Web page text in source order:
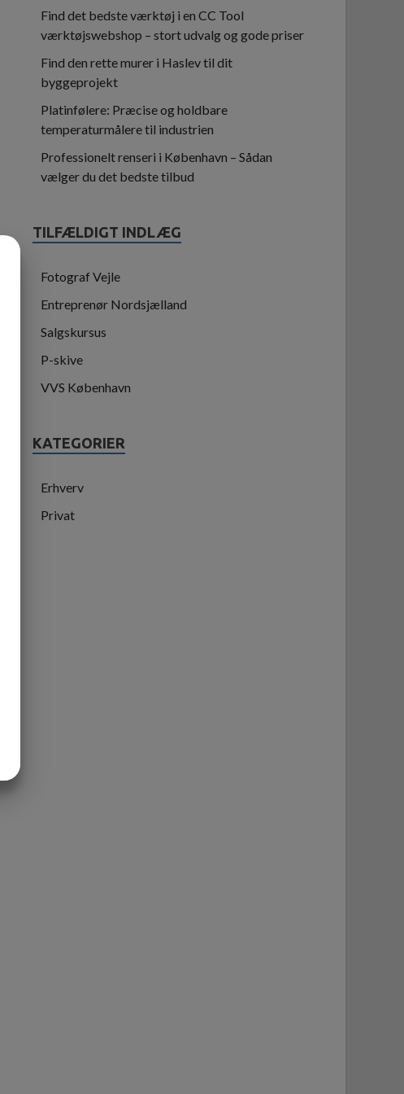
Find det bedste værktøj i en CC Tool
værktøjswebshop – stort udvalg og gode priser
Find den rette murer i Haslev til dit
byggeprojekt
Platinfølere: Præcise og holdbare
temperaturmålere til industrien
Professionelt renseri i København – Sådan
vælger du det bedste tilbud
TILFÆLDIGT INDLÆG
Fotograf Vejle
Entreprenør Nordsjælland
Salgskursus
P-skive
VVS København
KATEGORIER
Erhverv
Privat